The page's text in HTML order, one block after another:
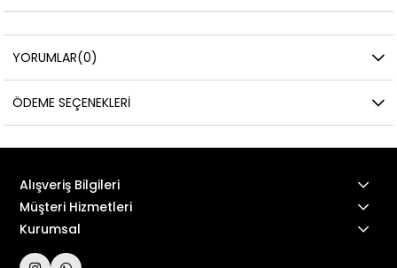
YORUMLAR(0)
ÖDEME SEÇENEKLERI
Alışveriş Bilgileri
Müşteri Hizmetleri
Kurumsal